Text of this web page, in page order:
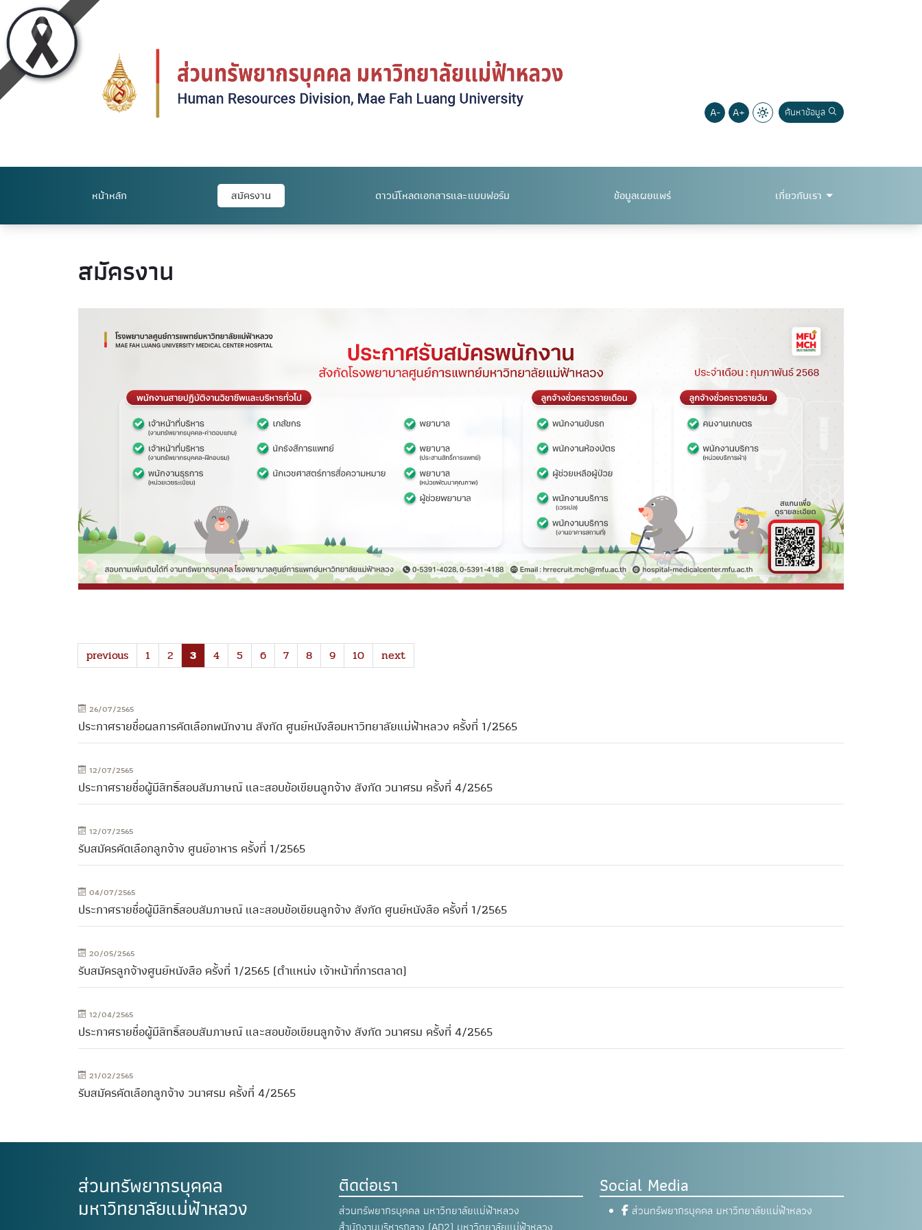
A- A+ ค้นหาข้อมูล
หน้าหลัก สมัครงาน ดาวน์โหลดเอกสารและแบบฟอร์ม ข้อมูลเผยแพร่ เกี่ยวกับเรา
สมัครงาน
previous 1 2 3 4 5 6 7 8 9 10 next
26/07/2565
ประกาศรายชื่อผลการคัดเลือกพนักงาน สังกัด ศูนย์หนังสือมหาวิทยาลัยแม่ฟ้าหลวง ครั้งที่ 1/2565
12/07/2565
ประกาศรายชื่อผู้มีสิทธิ์สอบสัมภาษณ์ และสอบข้อเขียนลูกจ้าง สังกัด วนาศรม ครั้งที่ 4/2565
12/07/2565
รับสมัครคัดเลือกลูกจ้าง ศูนย์อาหาร ครั้งที่ 1/2565
04/07/2565
ประกาศรายชื่อผู้มีสิทธิ์สอบสัมภาษณ์ และสอบข้อเขียนลูกจ้าง สังกัด ศูนย์หนังสือ ครั้งที่ 1/2565
20/05/2565
รับสมัครลูกจ้างศูนย์หนังสือ ครั้งที่ 1/2565 (ตำแหน่ง เจ้าหน้าที่การตลาด)
12/04/2565
ประกาศรายชื่อผู้มีสิทธิ์สอบสัมภาษณ์ และสอบข้อเขียนลูกจ้าง สังกัด วนาศรม ครั้งที่ 4/2565
21/02/2565
รับสมัครคัดเลือกลูกจ้าง วนาศรม ครั้งที่ 4/2565
ส่วนทรัพยากรบุคคล
มหาวิทยาลัยแม่ฟ้าหลวง
ติดต่อเรา
ส่วนทรัพยากรบุคคล มหาวิทยาลัยแม่ฟ้าหลวง
Social Media
ส่วนทรัพยากรบุคคล มหาวิทยาลัยแม่ฟ้าหลวง